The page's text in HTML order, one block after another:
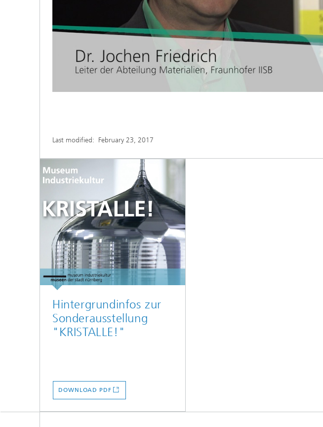
Video
Last modified: February 23, 2017
Hintergrundinfos zur
Sonderausstellung
"KRISTALLE!"
DOWNLOAD PDF